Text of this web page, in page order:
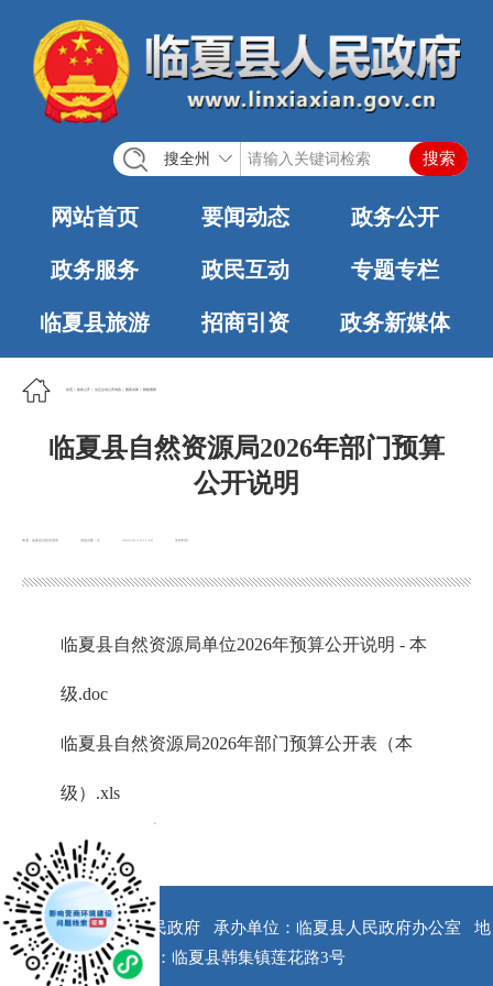
搜全州
网站首页 要闻动态 政务公开
政务服务 政民互动 专题专栏
临夏县旅游 招商引资 政务新媒体
首页 政务公开 法定主动公开内容 预算决算 财政预算
临夏县自然资源局2026年部门预算
公开说明
来源：临夏县自然资源局 浏览次数： 发布时间：
2026-02-10 11:50
临夏县自然资源局单位2026年预算公开说明 - 本
级.doc
临夏县自然资源局2026年部门预算公开表（本
级）.xls
版权所有：临夏县人民政府 承办单位：临夏县人民政府办公室
地
址：临夏县韩集镇莲花路3号
x